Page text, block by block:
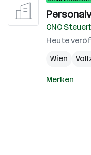
CNC
Heute
Wien
Merken